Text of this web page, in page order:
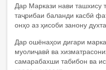
Дар Маркази нави ташхису
таҷрибаи баланди касбӣ
онҳо аз ҳисоби занону
Дар ошёнаҳои дигари
муолиҷавӣ ва
самарабахши табибон ва